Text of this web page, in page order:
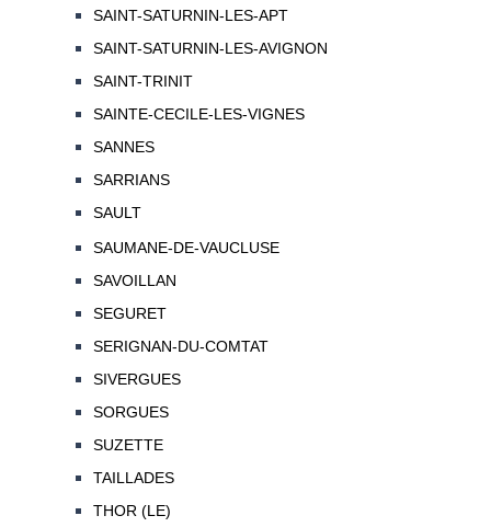
SAINT-SATURNIN-LES-APT
SAINT-SATURNIN-LES-AVIGNON
SAINT-TRINIT
SAINTE-CECILE-LES-VIGNES
SANNES
SARRIANS
SAULT
SAUMANE-DE-VAUCLUSE
SAVOILLAN
SEGURET
SERIGNAN-DU-COMTAT
SIVERGUES
SORGUES
SUZETTE
TAILLADES
THOR (LE)